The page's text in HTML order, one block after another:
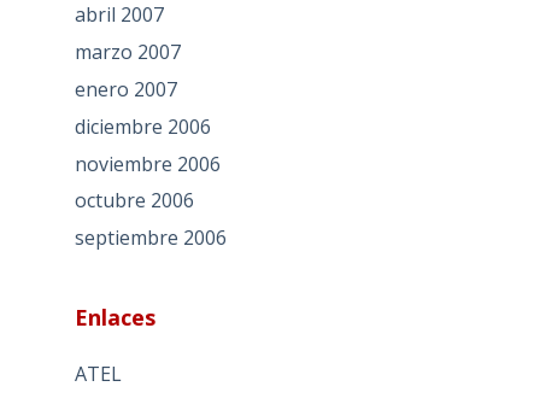
abril 2007
marzo 2007
enero 2007
diciembre 2006
noviembre 2006
octubre 2006
septiembre 2006
Enlaces
ATEL